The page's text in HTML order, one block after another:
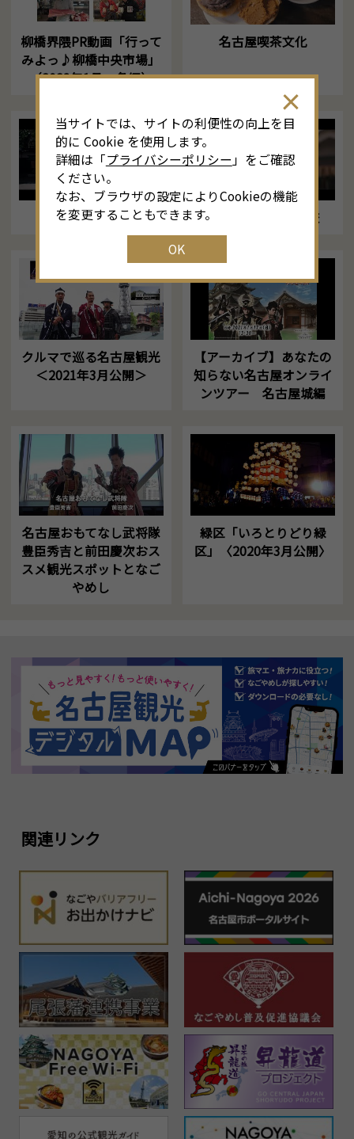
柳橋界隈PR動画「行って
みよっ♪柳橋中央市場」
（2023年1月・冬編）
名古屋喫茶文化
Spring in NAGOYA 名古屋神社めぐり旅
クルマで巡る名古屋観光
＜2021年3月公開＞
【アーカイブ】あなたの
知らない名古屋オンライ
ンツアー 名古屋城編
名古屋おもてなし武将隊
豊臣秀吉と前田慶次おス
スメ観光スポットとなご
やめし
緑区「いろとりどり緑
区」〈2020年3月公開〉
関連リンク
当サイトでは、サイトの利便性の向上を目
的に Cookie を使用します。
詳細は「プライバシーポリシー 」をご確認
ください。
なお、ブラウザの設定によりCookieの機能
を変更することもできます。
OK